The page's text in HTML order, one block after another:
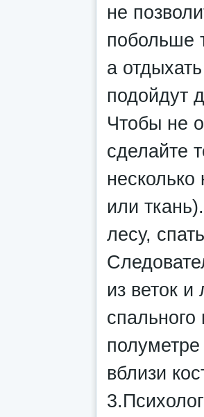
не
побольше
а
подойдут
Чтобы не
сделайте
или
лесу,
из веток
вблизи